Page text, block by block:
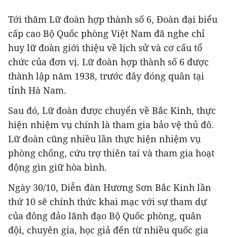
Tới thăm Lữ đoàn hợp thành số 6, Đoàn đại biểu
cấp cao Bộ Quốc phòng Việt Nam đã nghe chỉ
huy lữ đoàn giới thiệu về lịch sử và cơ cấu tổ
chức của đơn vị. Lữ đoàn hợp thành số 6 được
thành lập năm 1938, trước đây đóng quân tại
tỉnh Hà Nam.
Sau đó, Lữ đoàn được chuyển về Bắc Kinh, thực
hiện nhiệm vụ chính là tham gia bảo vệ thủ đô.
Lữ đoàn cũng nhiều lần thực hiện nhiệm vụ
phòng chống, cứu trợ thiên tai và tham gia hoạt
động gìn giữ hòa bình.
Ngày 30/10, Diễn đàn Hương Sơn Bắc Kinh lần
thứ 10 sẽ chính thức khai mạc với sự tham dự
của đông đảo lãnh đạo Bộ Quốc phòng, quân
đội, chuyên gia, học giả đến từ nhiều quốc gia